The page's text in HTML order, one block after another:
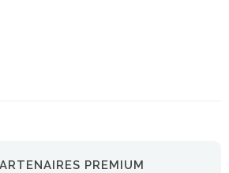
PREMIUM